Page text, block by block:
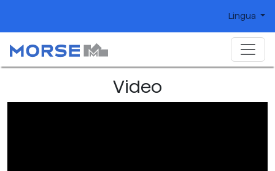
Lingua
Video